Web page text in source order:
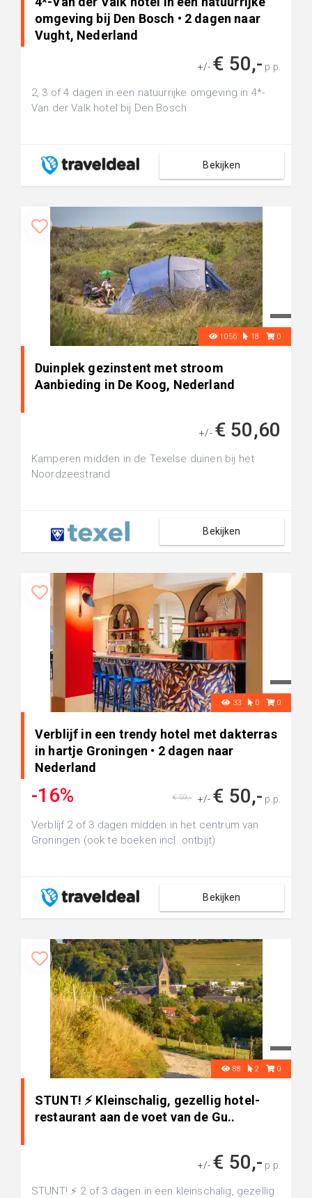
omgeving bij Den Bosch • 2 dagen naar
Vught, Nederland
+/- € 50,- p.p.
2, 3 of 4 dagen in een natuurrijke omgeving in 4*-
Van der Valk hotel bij Den Bosch
Bekijken
1056 18 0
Duinplek gezinstent met stroom
Aanbieding in De Koog, Nederland
+/- € 50,60
Kamperen midden in de Texelse duinen bij het
Noordzeestrand
Bekijken
33 0 0
Verblijf in een trendy hotel met dakterras
in hartje Groningen • 2 dagen naar
Nederland
-16% +/- € 50,- p.p.
€ 59,-
Verblijf 2 of 3 dagen midden in het centrum van
Groningen (ook te boeken incl. ontbijt)
Bekijken
88 2 0
STUNT! ⚡ Kleinschalig, gezellig hotel-
restaurant aan de voet van de Gu..
+/- € 50,- p.p.
STUNT! ⚡ 2 of 3 dagen in een kleinschalig, gezellig